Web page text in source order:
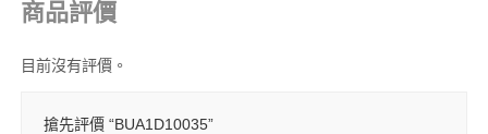
商品評價
目前沒有評價。
搶先評價 “BUA1D10035”